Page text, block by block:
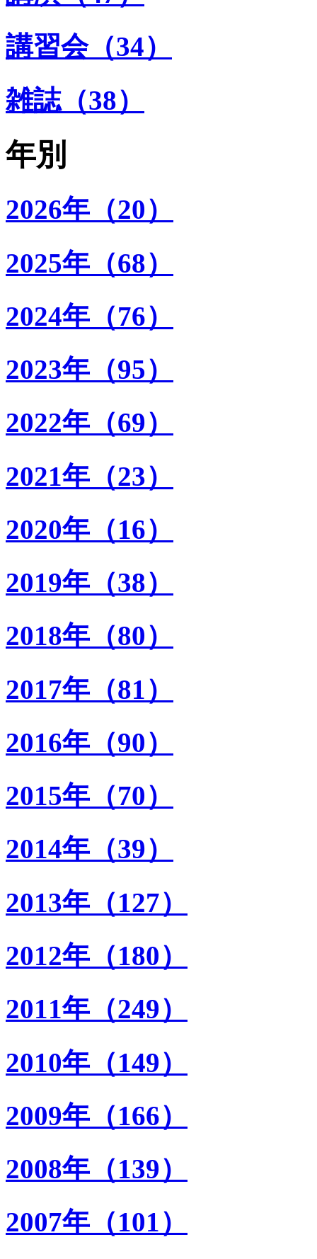
講習会（34）
雑誌（38）
年別
2026年（20）
2025年（68）
2024年（76）
2023年（95）
2022年（69）
2021年（23）
2020年（16）
2019年（38）
2018年（80）
2017年（81）
2016年（90）
2015年（70）
2014年（39）
2013年（127）
2012年（180）
2011年（249）
2010年（149）
2009年（166）
2008年（139）
2007年（101）